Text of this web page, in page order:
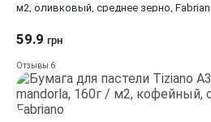
м2, оливковый, среднее зерно,
59.9 грн
Отзывы 6